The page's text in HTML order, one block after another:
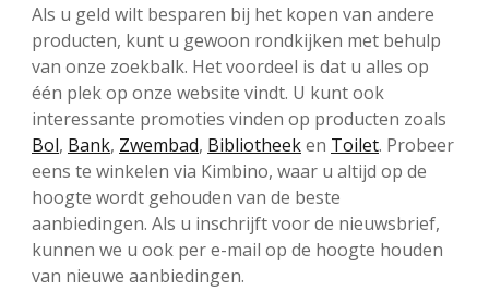
Als u geld wilt besparen bij het kopen van andere
producten, kunt u gewoon rondkijken met behulp
van onze zoekbalk. Het voordeel is dat u alles op
één plek op onze website vindt. U kunt ook
interessante promoties vinden op producten zoals
Bol, Bank, Zwembad, Bibliotheeken Toilet. Probeer
eens te winkelen via Kimbino, waar u altijd op de
hoogte wordt gehouden van de beste
aanbiedingen. Als u inschrijft voor de nieuwsbrief,
kunnen we u ook per e-mail op de hoogte houden
van nieuwe aanbiedingen.